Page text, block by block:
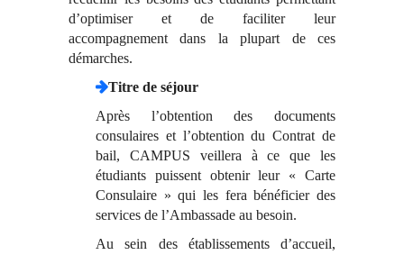
d’optimiser et de faciliter leur
accompagnement dans la plupart de ces
démarches.
Titre de séjour
Après l’obtention des documents
consulaires et l’obtention du Contrat de
bail, CAMPUS veillera à ce que les
étudiants puissent obtenir leur « Carte
Consulaire » qui les fera bénéficier des
services de l’Ambassade au besoin.
Au sein des établissements d’accueil,